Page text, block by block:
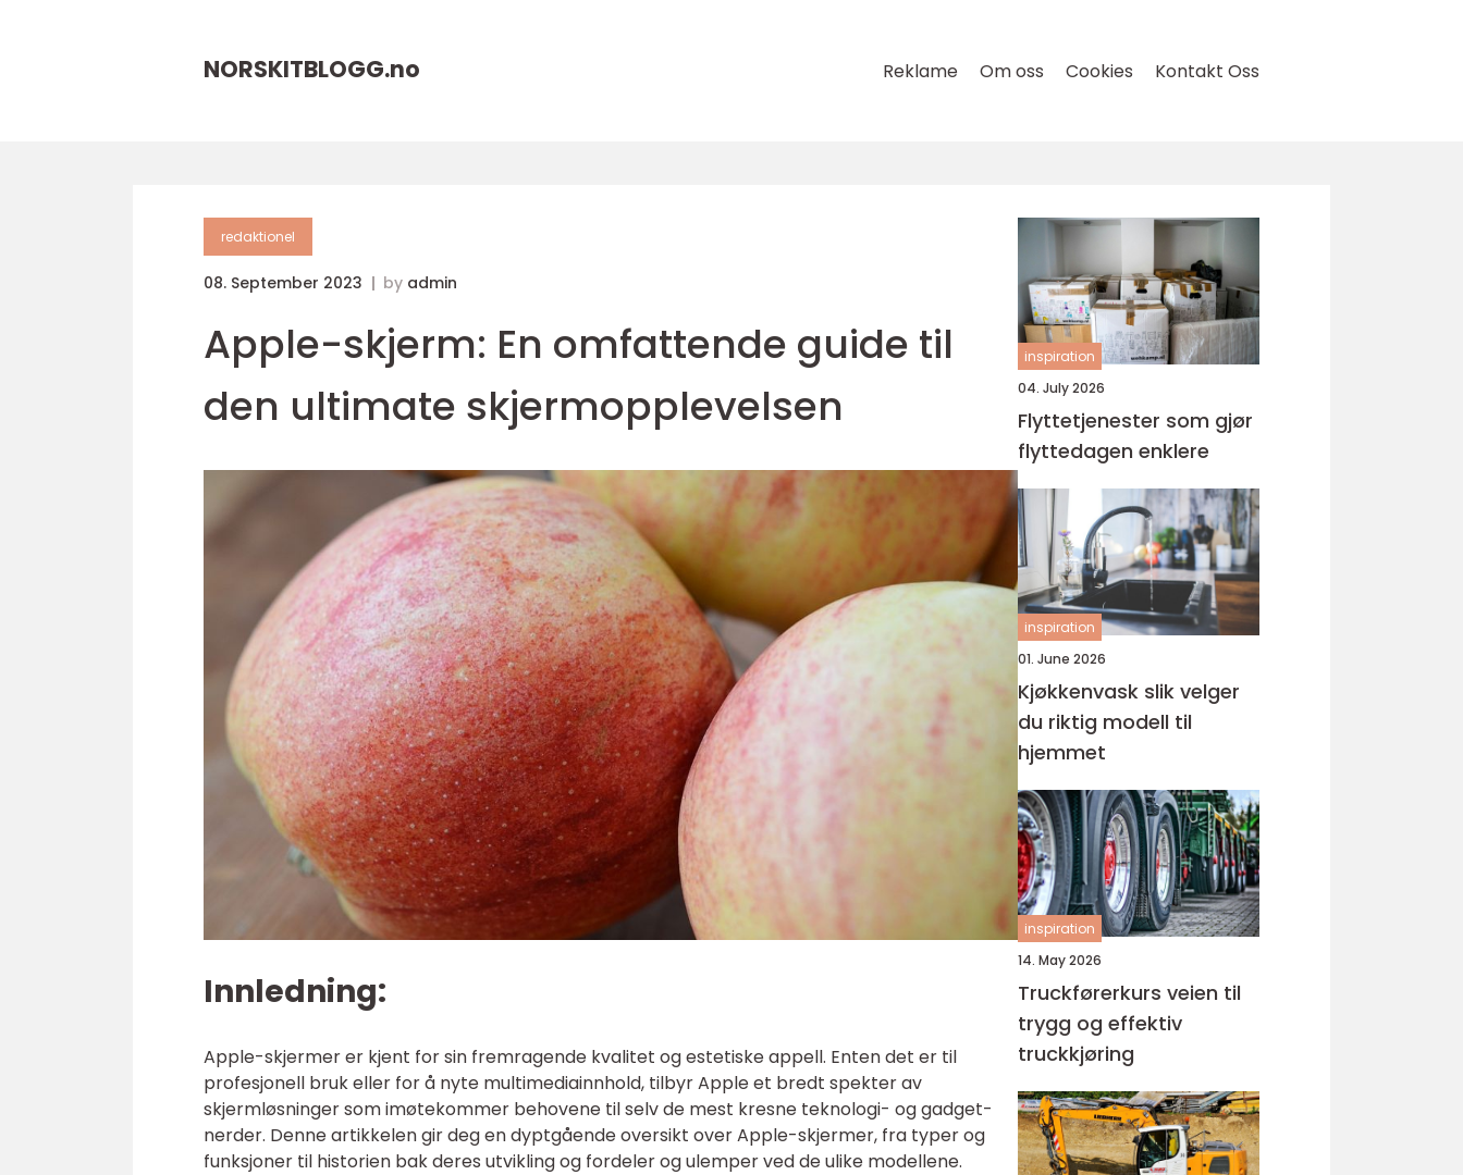
NORSKITBLOGG.no Reklame Om oss Cookies Kontakt Oss
redaktionel
08. September 2023 by admin
Apple-skjerm: En omfattende guide til
den ultimate skjermopplevelsen
Innledning:
Apple-skjermer er kjent for sin fremragende kvalitet og estetiske appell. Enten det er til
profesjonell bruk eller for å nyte multimediainnhold, tilbyr Apple et bredt spekter av
skjermløsninger som imøtekommer behovene til selv de mest kresne teknologi- og gadget-
nerder. Denne artikkelen gir deg en dyptgående oversikt over Apple-skjermer, fra typer og
funksjoner til historien bak deres utvikling og fordeler og ulemper ved de ulike modellene.
inspiration
04. July 2026
Flyttetjenester som gjør
flyttedagen enklere
inspiration
01. June 2026
Kjøkkenvask slik velger
du riktig modell til
hjemmet
inspiration
14. May 2026
Truckførerkurs veien til
trygg og effektiv
truckkjøring